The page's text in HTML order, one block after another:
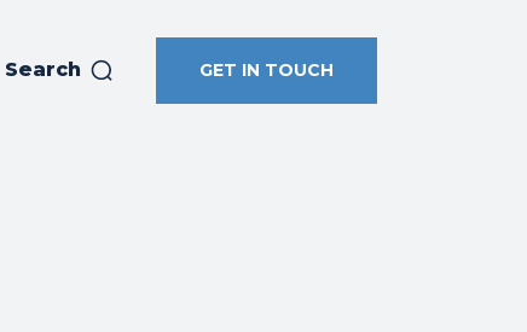
Search GET IN TOUCH